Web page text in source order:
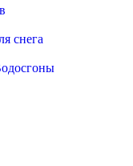
снега